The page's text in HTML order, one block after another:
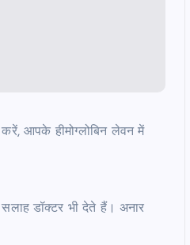
आपके हीमोग्लोबिन लेवन में
डॉक्‍टर भी देते हैं। अनार